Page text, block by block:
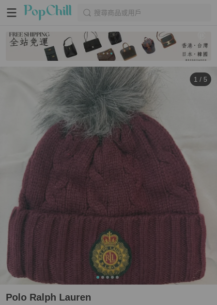
搜尋商品或用戶
1 / 5
Polo Ralph Lauren